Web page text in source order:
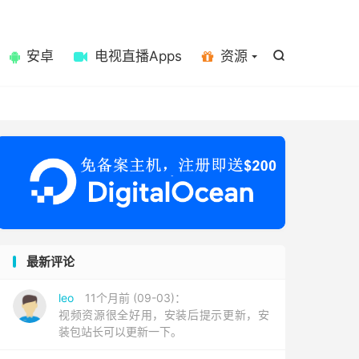

安卓 电视直播Apps 资源
最新评论
leo
11个月前 (09-03)：
视频资源很全好用，安装后提示更新，安
装包站长可以更新一下。